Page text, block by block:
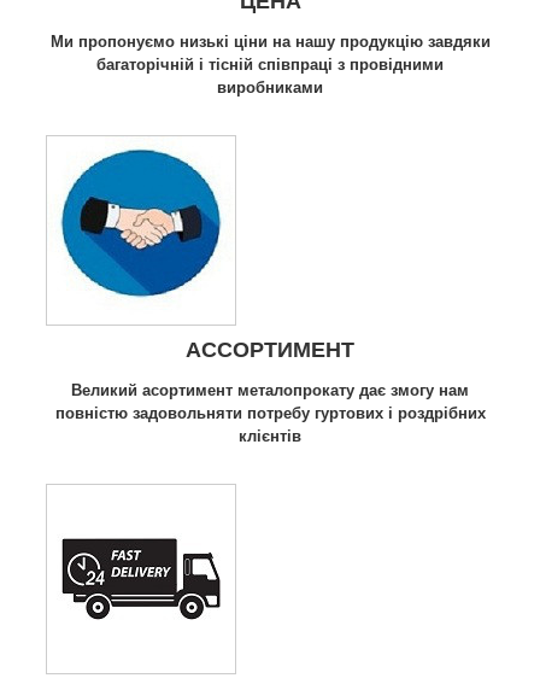
Ми пропонуємо низькі ціни на нашу продукцію завдяки
багаторічній і тісній співпраці з провідними
виробниками
АССОРТИМЕНТ
Великий асортимент металопрокату дає змогу нам
повністю задовольняти потребу гуртових і роздрібних
клієнтів